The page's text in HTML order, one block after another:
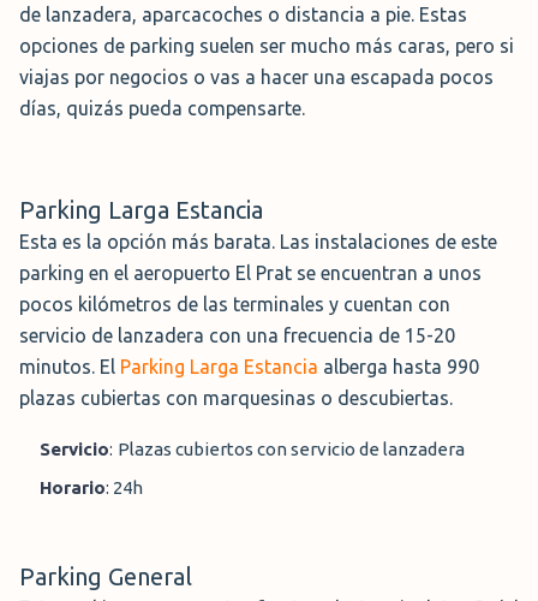
cámaras de seguridad y control de acceso para
garantizar la protección de tu coche durante tu ausencia.
Además, el parking dispone de servicios adicionales
como lavado de vehículos y carga para coches eléctricos.
de coche, carga eléctrica, asistencia de arranque
Dirección:
Aeropuerto Josep Tarradellas Barcelona-El
Prat, 08820 Barcelona, España
Horario:24 horas
Mientras continúas directamente hacia el aeropuerto, tu
coche permanecerá estacionado en un garaje
subterráneo con sistemas de vigilancia. A tu regreso, el
vehículo será entregado nuevamente en la terminal para
Servicio:
aparcacoches, plazas cubiertas, inspección
del vehículo, asistencia de arranque
Dirección:
Aeropuerto Josep Tarradellas Barcelona –
El Prat, 08820 El Prat de Llobregat, España
Horario: 04:00 - 01:00 h
de lanzadera, aparcacoches o distancia a pie. Estas
opciones de parking suelen ser mucho más caras, pero si
viajas por negocios o vas a hacer una escapada pocos
días, quizás pueda compensarte.
Parking Larga Estancia
Esta es la opción más barata. Las instalaciones de este
parking en el aeropuerto El Prat se encuentran a unos
pocos kilómetros de las terminales y cuentan con
servicio de lanzadera con una frecuencia de 15-20
minutos. El Parking Larga Estancia alberga hasta 990
plazas cubiertas con marquesinas o descubiertas.
Servicio: Plazas cubiertos con servicio de lanzadera
Horario: 24h
Parking General